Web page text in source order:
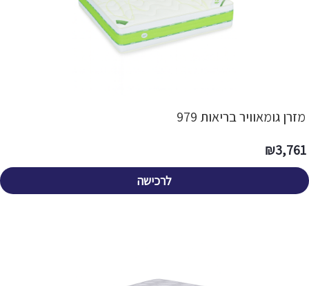
מזרן גומאוויר בריאות 979
3,761
₪
לרכישה